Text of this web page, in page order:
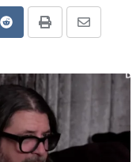
RedditPrint
Share
Email